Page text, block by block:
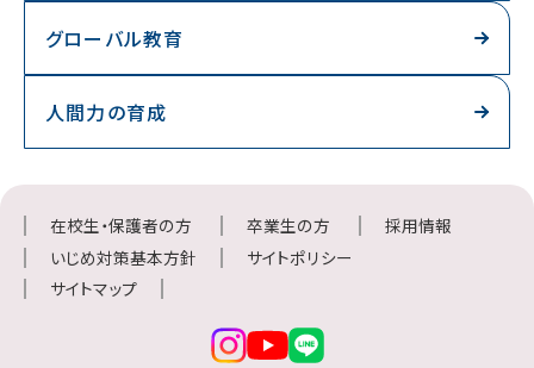
グローバル教育
人間力の育成
在校生・保護者の方 卒業生の方
採用情報
いじめ対策基本方針
サイトポリシー
サイトマップ